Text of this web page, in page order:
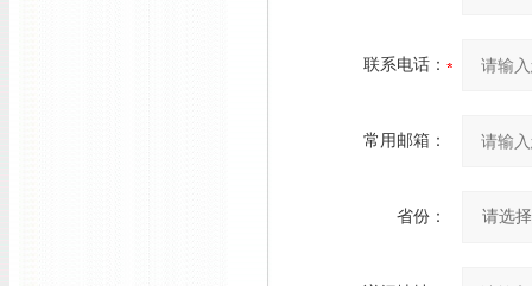
联系电话：
常用邮箱：
省份：